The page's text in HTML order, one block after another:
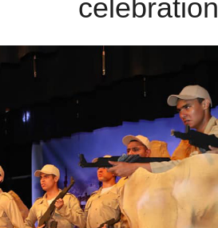
celebration